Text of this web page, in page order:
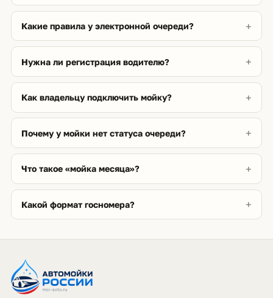
Какие правила у электронной очереди?
Нужна ли регистрация водителю?
Как владельцу подключить мойку?
Почему у мойки нет статуса очереди?
Что такое «мойка месяца»?
Какой формат госномера?